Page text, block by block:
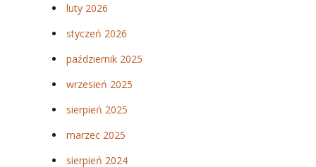
luty 2026
styczeń 2026
październik 2025
wrzesień 2025
sierpień 2025
marzec 2025
sierpień 2024